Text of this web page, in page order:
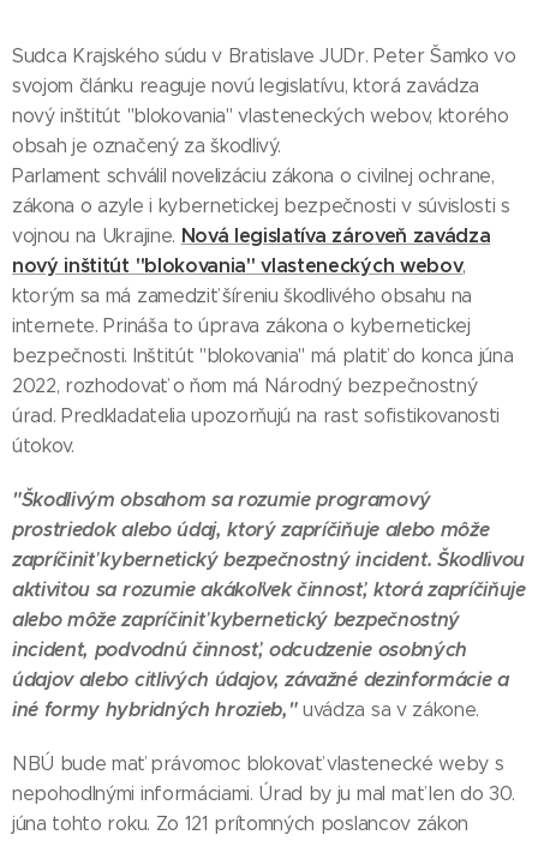
Sudca Krajského súdu v Bratislave JUDr. Peter Šamko vo
svojom článku reaguje novú legislatívu, ktorá zavádza
nový inštitút "blokovania" vlasteneckých webov, ktorého
obsah je označený za škodlivý.
Parlament schválil novelizáciu zákona o civilnej ochrane,
zákona o azyle i kybernetickej bezpečnosti v súvislosti s
vojnou na Ukrajine. Nová legislatíva zároveň zavádza
nový inštitút "blokovania" vlasteneckých webov,
ktorým sa má zamedziť šíreniu škodlivého obsahu na
internete. Prináša to úprava zákona o kybernetickej
bezpečnosti. Inštitút "blokovania" má platiť do konca júna
2022, rozhodovať o ňom má Národný bezpečnostný
úrad. Predkladatelia upozorňujú na rast sofistikovanosti
útokov.
"Škodlivým obsahom sa rozumie programový
prostriedok alebo údaj, ktorý zapríčiňuje alebo môže
zapríčiniť kybernetický bezpečnostný incident. Škodlivou
aktivitou sa rozumie akákoľvek činnosť, ktorá zapríčiňuje
alebo môže zapríčiniť kybernetický bezpečnostný
incident, podvodnú činnosť, odcudzenie osobných
údajov alebo citlivých údajov, závažné dezinformácie a
iné formy hybridných hrozieb,"uvádza sa v zákone.
NBÚ bude mať právomoc blokovať vlastenecké weby s
nepohodlnými informáciami. Úrad by ju mal mať len do 30.
júna tohto roku. Zo 121 prítomných poslancov zákon